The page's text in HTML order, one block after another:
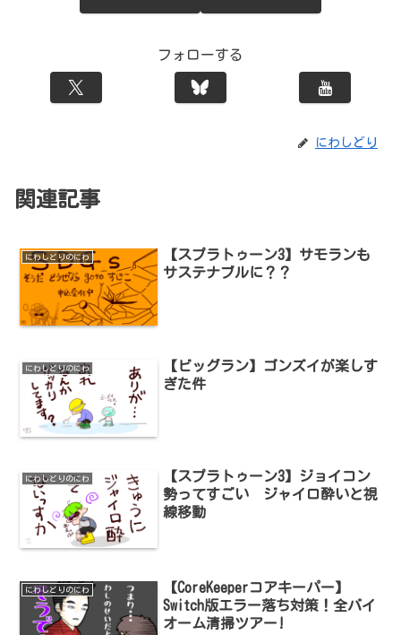
フォローする
にわしどり
関連記事
にわしどりのにわ
【スプラトゥーン3】サモランも
サステナブルに？？
にわしどりのにわ
【ビッグラン】ゴンズイが楽しす
ぎた件
にわしどりのにわ
【スプラトゥーン3】ジョイコン
勢ってすごい ジャイロ酔いと視
線移動
にわしどりのにわ
【CoreKeeperコアキーパー】
Switch版エラー落ち対策！全バイ
オーム清掃ツアー!